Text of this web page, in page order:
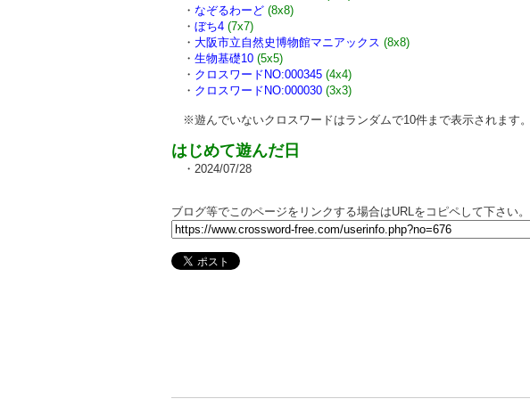
・ なぞるわーど (8x8)
・ ぼち4 (7x7)
・ 大阪市立自然史博物館マニアックス (8x8)
・ 生物基礎10 (5x5)
・ クロスワードNO:000345 (4x4)
・ クロスワードNO:000030 (3x3)
※遊んでいないクロスワードはランダムで10件まで表示されます。
はじめて遊んだ日
・2024/07/28
ブログ等でこのページをリンクする場合はURLをコピペして下さい。